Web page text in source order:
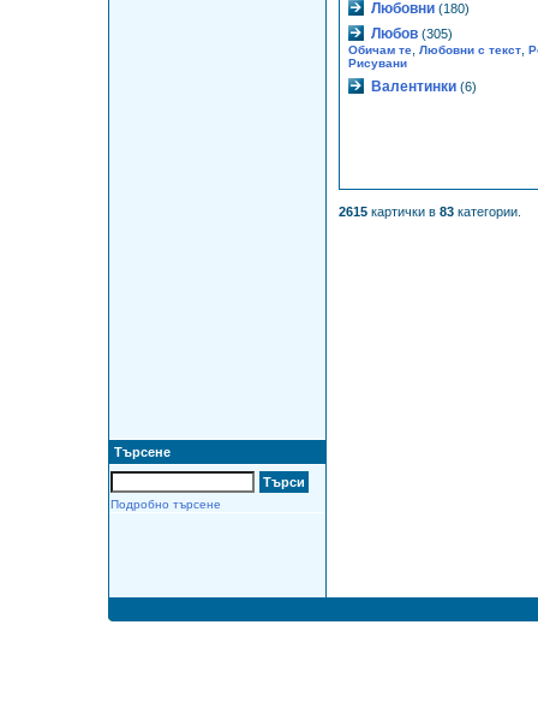
Търсене
Подробно търсене
Любовни (180)
Любов (305)
Обичам те Любовни с текст
Рисувани
Валентинки (6)
2615 картички в 83 категории.